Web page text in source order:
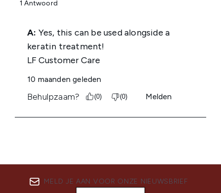
MELD JE AAN VOOR ONZE NIEUWSBRIEF